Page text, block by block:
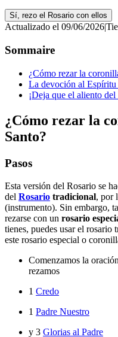
Sí, rezo el Rosario con ellos
Actualizado el 09/06/2026|
Sommaire
¿Cómo rezar la
La devoción al Espíritu
¡Deja que el aliento
¿Cómo rezar la
Santo?
Pasos
Esta versión del Rosario se
del Rosario tradicional, por
(instrumento). Sin embargo,
rezarse con un rosario
tienes, puedes usar el rosario
este rosario especial o
Comenzamos la
rezamos
1 Credo
1 Padre Nuestro
y 3 Glorias al Padre